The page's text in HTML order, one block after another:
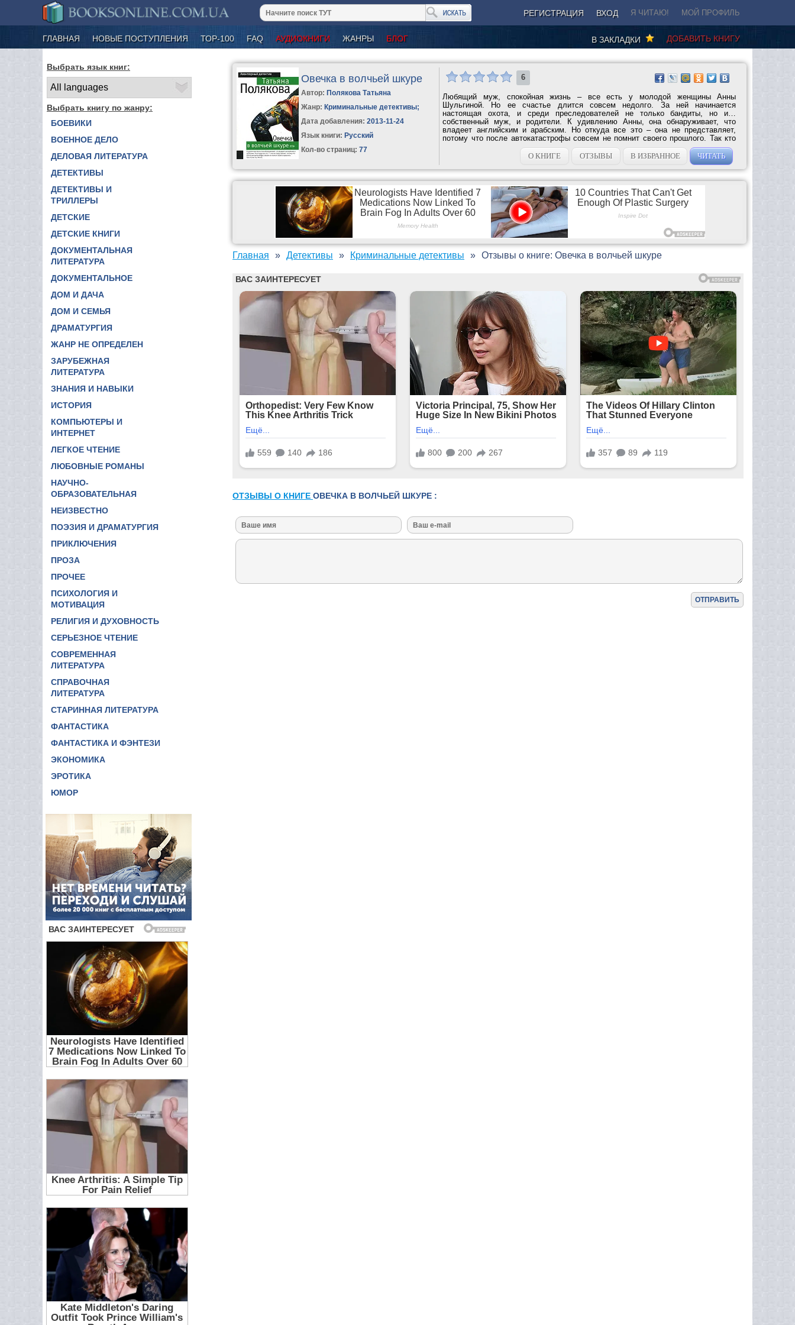
РЕГИСТРАЦИЯ ВХОД Я ЧИТАЮ! МОЙ ПРОФИЛЬ
ГЛАВНАЯ НОВЫЕ ПОСТУПЛЕНИЯ ТОР-100 FAQ АУДИОКНИГИ ЖАНРЫ БЛОГ ДОБАВИТЬ КНИГУ
В ЗАКЛАДКИ
Выбрать язык книг:
Выбрать книгу по жанру:
БОЕВИКИ
ВОЕННОЕ ДЕЛО
ДЕЛОВАЯ ЛИТЕРАТУРА
ДЕТЕКТИВЫ
ДЕТЕКТИВЫ И
ТРИЛЛЕРЫ
ДЕТСКИЕ
ДЕТСКИЕ КНИГИ
ДОКУМЕНТАЛЬНАЯ
ЛИТЕРАТУРА
ДОКУМЕНТАЛЬНОЕ
ДОМ И ДАЧА
ДОМ И СЕМЬЯ
ДРАМАТУРГИЯ
ЖАНР НЕ ОПРЕДЕЛЕН
ЗАРУБЕЖНАЯ
ЛИТЕРАТУРА
ЗНАНИЯ И НАВЫКИ
ИСТОРИЯ
КОМПЬЮТЕРЫ И
ИНТЕРНЕТ
ЛЕГКОЕ ЧТЕНИЕ
ЛЮБОВНЫЕ РОМАНЫ
НАУЧНО-
ОБРАЗОВАТЕЛЬНАЯ
НЕИЗВЕСТНО
ПОЭЗИЯ И ДРАМАТУРГИЯ
ПРИКЛЮЧЕНИЯ
ПРОЗА
ПРОЧЕЕ
ПСИХОЛОГИЯ И
МОТИВАЦИЯ
РЕЛИГИЯ И ДУХОВНОСТЬ
СЕРЬЕЗНОЕ ЧТЕНИЕ
СОВРЕМЕННАЯ
ЛИТЕРАТУРА
СПРАВОЧНАЯ
ЛИТЕРАТУРА
СТАРИННАЯ ЛИТЕРАТУРА
ФАНТАСТИКА
ФАНТАСТИКА И ФЭНТЕЗИ
ЭКОНОМИКА
ЭРОТИКА
ЮМОР
Овечка в волчьей шкуре
Автор: Полякова Татьяна
Жанр: Криминальные детективы;
Дата добавления: 2013-11-24
Язык книги: Русский
Кол-во страниц: 77
6
Любящий муж, спокойная жизнь – все есть у молодой женщины Анны
Шульгиной. Но ее счастье длится совсем недолго. За ней начинается
настоящая охота, и среди преследователей не только бандиты, но и…
собственный муж, и родители. К удивлению Анны, она обнаруживает, что
владеет английским и арабским. Но откуда все это – она не представляет,
потому что после автокатастрофы совсем не помнит своего прошлого. Так кто
О КНИГЕ
ОТЗЫВЫ В ИЗБРАННОЕ ЧИТАТЬ
Главная Детективы Криминальные детективы Отзывы о книге: Овечка в волчьей шкуре
ОТЗЫВЫ О КНИГЕ ОВЕЧКА В ВОЛЧЬЕЙ ШКУРЕ :